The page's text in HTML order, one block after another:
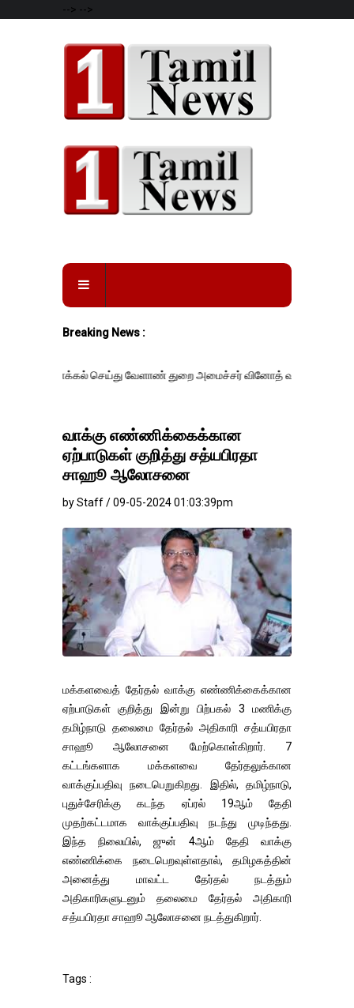
--> -->
Breaking News :
செய்து வேளாண் துறை அமைச்சர் வினோத் வாசித்து வருகிறார். �.
வாக்கு எண்ணிக்கைக்கான
ஏற்பாடுகள் குறித்து சத்யபிரதா
சாஹூ ஆலோசனை
by Staff / 09-05-2024 01:03:39pm
மக்களவைத் தேர்தல் வாக்கு எண்ணிக்கைக்கான
ஏற்பாடுகள் குறித்து இன்று பிற்பகல் 3 மணிக்கு
தமிழ்நாடு தலைமை தேர்தல் அதிகாரி சத்யபிரதா
சாஹூ ஆலோசனை மேற்கொள்கிறார். 7
கட்டங்களாக மக்களவை தேர்தலுக்கான
வாக்குப்பதிவு நடைபெறுகிறது. இதில், தமிழ்நாடு,
புதுச்சேரிக்கு கடந்த ஏப்ரல் 19ஆம் தேதி
முதற்கட்டமாக வாக்குப்பதிவு நடந்து முடிந்தது.
இந்த நிலையில், ஜுன் 4ஆம் தேதி வாக்கு
எண்ணிக்கை நடைபெறவுள்ளதால், தமிழகத்தின்
அனைத்து மாவட்ட தேர்தல் நடத்தும்
அதிகாரிகளுடனும் தலைமை தேர்தல் அதிகாரி
சத்யபிரதா சாஹூ ஆலோசனை நடத்துகிறார்.
Tags :